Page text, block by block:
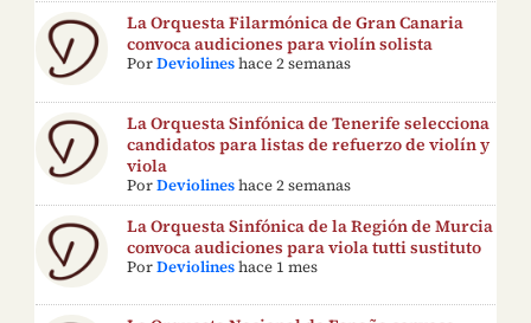
La Orquesta Filarmónica de Gran Canaria
convoca audiciones para violín solista
PorDeviolines hace 2 semanas
La Orquesta Sinfónica de Tenerife selecciona
candidatos para listas de refuerzo de violín y
viola
PorDeviolines hace 2 semanas
La Orquesta Sinfónica de la Región de Murcia
convoca audiciones para viola tutti sustituto
PorDeviolines hace 1 mes